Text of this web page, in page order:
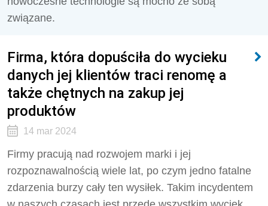
związane.
Firma, która dopuściła do wycieku
danych jej klientów traci renomę a
także chętnych na zakup jej
produktów
14 mar 2024
Firmy pracują nad rozwojem marki i jej
rozpoznawalnością wiele lat, po czym jedno fatalne
zdarzenia burzy cały ten wysiłek. Takim incydentem